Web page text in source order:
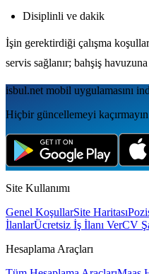
Disiplinli ve dakik
İşin gerektirdiği çalışma
servis sağlanır; bahşiş havuzuna
isbul.net mobil uygulamаsını
Hiçbir güncellemeyi
Site Kullanımı
Genel KoşullarSite Haritası
İlanlarÜcretsiz İş İlanı VerCV
Hesaplama Araçları